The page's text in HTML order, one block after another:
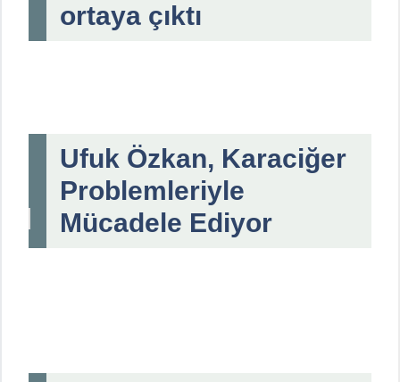
ortaya çıktı
Ufuk Özkan, Karaciğer
Problemleriyle
Mücadele Ediyor